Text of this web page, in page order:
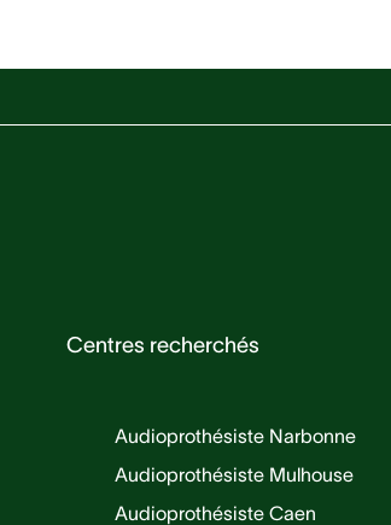
Centres recherchés
Audioprothésiste Narbonne
Audioprothésiste Mulhouse
Audioprothésiste Caen